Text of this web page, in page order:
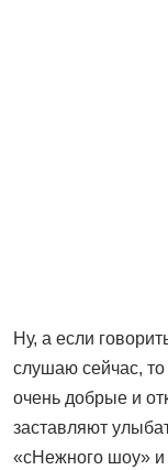
Ну, а если
слушаю сейчас,
очень добрые и
заставляют
«сНежного шоу»